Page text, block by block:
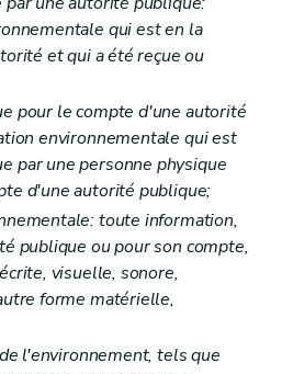
de réparation
de l'autorité compétente
à la prévention et à la réparation
qui est en la
et qui a été reçue ou
pour le compte d'une autorité
environnementale qui est
par une personne physique
d'une autorité publique;
toute information,
publique ou pour son compte,
visuelle, sonore,
forme matérielle,
l'environnement, tels que